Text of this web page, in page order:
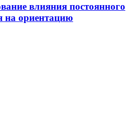
влияния постоянного
на ориентацию